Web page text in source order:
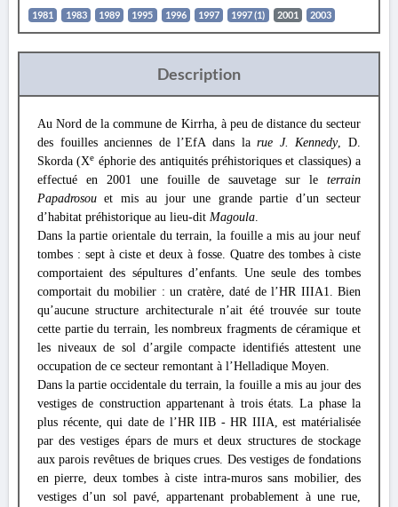
1981 1983 1989 1995 1996 1997 1997 (1) 2001 2003
Description
Au Nord de la commune de Kirrha, à peu de distance du secteur
des fouilles anciennes de l’EfA dans larue J. Kennedy, D.
Skorda (Xe éphorie des antiquités préhistoriques et classiques) a
effectué en 2001 une fouille de sauvetage sur le terrain
Papadrosou et mis au jour une grande partie d’un secteur
d’habitat préhistorique au lieu-dit Magoula.
Dans la partie orientale du terrain, la fouille a mis au jour neuf
tombes : sept à ciste et deux à fosse. Quatre des tombes à ciste
comportaient des sépultures d’enfants. Une seule des tombes
comportait du mobilier : un cratère, daté de l’HR IIIA1. Bien
qu’aucune structure architecturale n’ait été trouvée sur toute
cette partie du terrain, les nombreux fragments de céramique et
les niveaux de sol d’argile compacte identifiés attestent une
occupation de ce secteur remontant à l’Helladique Moyen.
Dans la partie occidentale du terrain, la fouille a mis au jour des
vestiges de construction appartenant à trois états. La phase la
plus récente, qui date de l’HR IIB - HR IIIA, est matérialisée
par des vestiges épars de murs et deux structures de stockage
aux parois revêtues de briques crues. Des vestiges de fondations
en pierre, deux tombes à ciste intra-muros sans mobilier, des
vestiges d’un sol pavé, appartenant probablement à une rue,